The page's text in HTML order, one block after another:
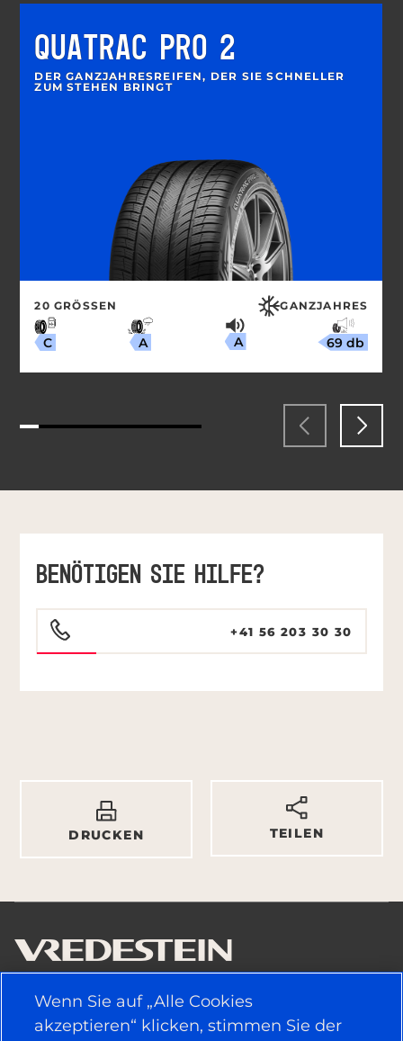
QUATRAC PRO 2
DER GANZJAHRESREIFEN, DER SIE SCHNELLER
ZUM STEHEN BRINGT
20 GRÖSSEN GANZJAHRES
C A A 69 db
BENÖTIGEN SIE HILFE?
+41 56 203 30 30
DRUCKEN TEILEN
NÜTZLICHE LINKS
Wenn Sie auf „Alle Cookies
akzeptieren“ klicken, stimmen Sie der